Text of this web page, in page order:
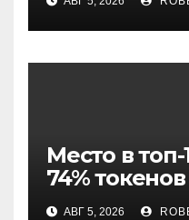
Место в топ-
74%
мертвыми
АВГ 5, 2026